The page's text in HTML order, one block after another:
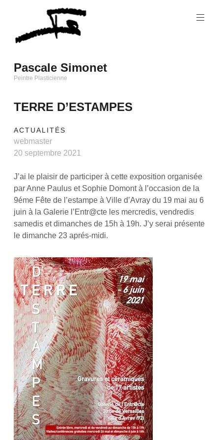
content
Pascale Simonet
Peintre Plasticienne
TERRE D’ESTAMPES
ACTUALITÉS
webmaster
20 septembre 2021
J’ai le plaisir de participer à cette exposition organisée
par Anne Paulus et Sophie Domont à l’occasion de la
9éme Fête de l’estampe à Ville d’Avray du 19 mai au 6
juin à la Galerie l’Entr@cte les mercredis, vendredis
samedis et dimanches de 15h à 19h. J’y serai présente
le dimanche 23 aprés-midi.